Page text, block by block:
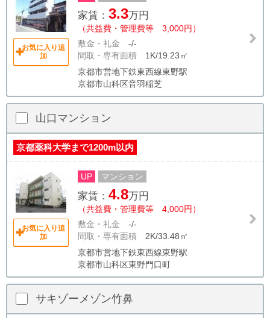
お気に入り追
加
家賃： 3.3万円
（共益費・管理費等 3,000円）
敷金・礼金 -/-
間取・専有面積 1K/19.23㎡
京都市営地下鉄東西線東野駅
京都市山科区音羽稲芝
山口マンション
京都薬科大学まで1200m以内
お気に入り追
加
UP マンション
家賃： 4.8万円
（共益費・管理費等 4,000円）
敷金・礼金 -/-
間取・専有面積 2K/33.48㎡
京都市営地下鉄東西線東野駅
京都市山科区東野門口町
サキゾーメゾン竹鼻